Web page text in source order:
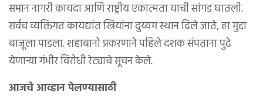
समान नागरी कायदा आणि राष्ट्रीय एकात्मता याची सांगड घातली.
सर्वच व्यक्तिगत कायद्यांत स्त्रियांना दुय्यम स्थान दिले जाते, हा मुद्दा
बाजूला पाडला. शहाबानो प्रकरणाने पहिले दशक संपताना पुढे
येणाऱ्या गंभीर विरोधी रेट्याचे सूचन केले.
आजचे आव्हान पेलण्यासाठी